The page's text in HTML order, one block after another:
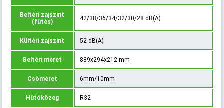
Beltéri zajszint
(fűtés)
42/38/36/34/32/30/28 dB(A)
Kültéri zajszint 52 dB(A)
Beltéri méret 889x294x212 mm
Csőméret 6mm/10mm
Hűtőközeg R32